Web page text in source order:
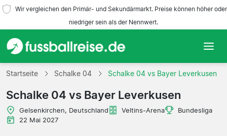
Wir vergleichen den Primär- und Sekundärmarkt. Preise können höher oder
niedriger sein als der Nennwert.
Startseite
Mannschaften
Ligen
Startseite Schalke 04 Schalke 04 vs Bayer Leverkusen
Schalke 04 vs Bayer Leverkusen
Gelsenkirchen, Deutschland Veltins-Arena
Bundesliga
22 Mai 2027